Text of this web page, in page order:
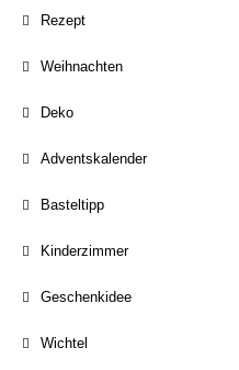
Rezept
Weihnachten
Deko
Adventskalender
Basteltipp
Kinderzimmer
Geschenkidee
Wichtel